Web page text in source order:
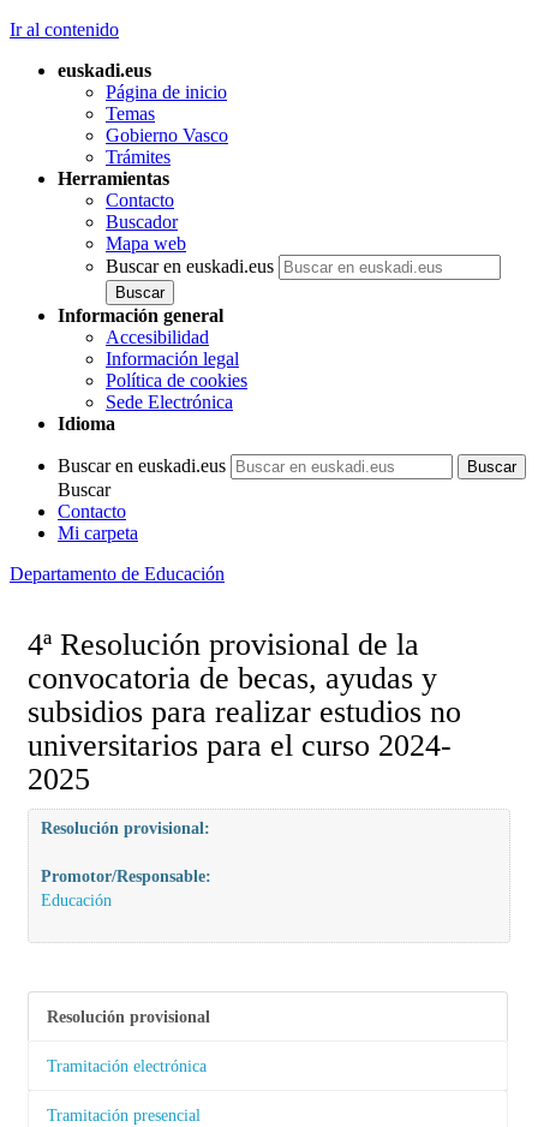
Ir al contenido
euskadi.eus
Página de inicio
Temas
Gobierno Vasco
Trámites
Herramientas
Contacto
Buscador
Mapa web
Buscar en euskadi.eus
Información general
Accesibilidad
Información legal
Política de cookies
Sede Electrónica
Idioma
Buscar en euskadi.eus
Buscar
Contacto
Mi carpeta
Departamento de Educación
4ª Resolución provisional de la
convocatoria de becas, ayudas y
subsidios para realizar estudios no
universitarios para el curso 2024-
2025
Resolución provisional:
Promotor/Responsable:
Educación
Resolución provisional
Tramitación electrónica
Tramitación presencial